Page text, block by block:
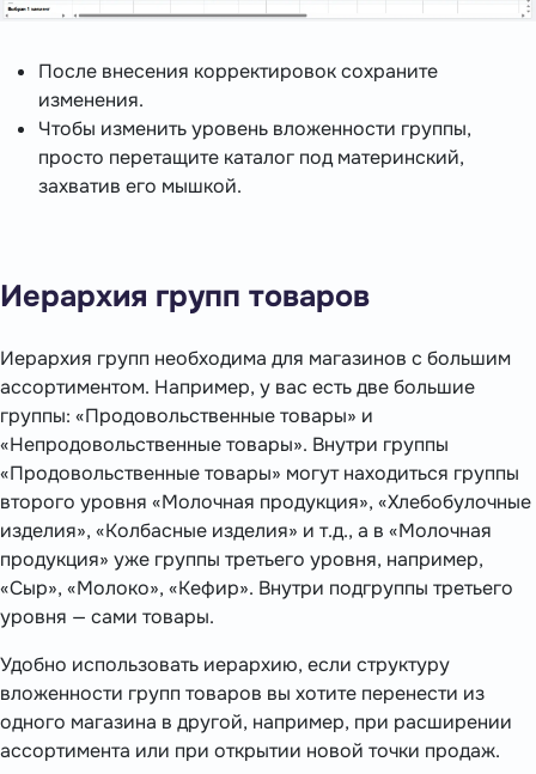
После внесения корректировок сохраните
изменения.
Чтобы изменить уровень вложенности группы,
просто перетащите каталог под материнский,
захватив его мышкой.
Иерархия групп товаров
Иерархия групп необходима для магазинов с большим
ассортиментом. Например, у вас есть две большие
группы: «Продовольственные товары» и
«Непродовольственные товары». Внутри группы
«Продовольственные товары» могут находиться группы
второго уровня «Молочная продукция», «Хлебобулочные
изделия», «Колбасные изделия» и т.д., а в «Молочная
продукция» уже группы третьего уровня, например,
«Сыр», «Молоко», «Кефир». Внутри подгруппы третьего
уровня — сами товары.
Удобно использовать иерархию, если структуру
вложенности групп товаров вы хотите перенести из
одного магазина в другой, например, при расширении
ассортимента или при открытии новой точки продаж.